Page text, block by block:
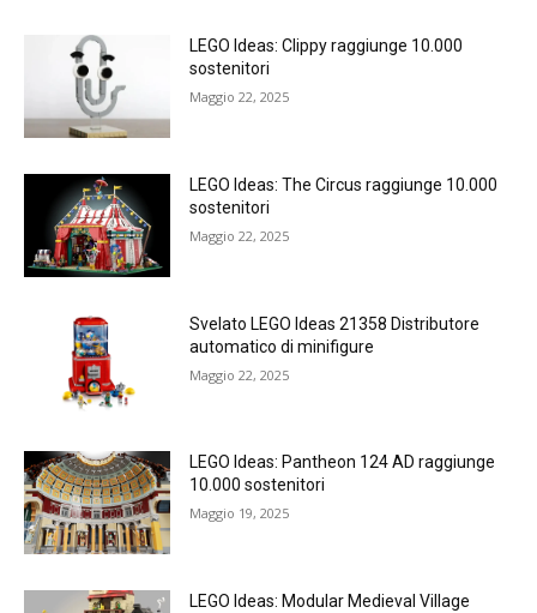
LEGO Ideas: Clippy raggiunge 10.000
sostenitori
Maggio 22, 2025
LEGO Ideas: The Circus raggiunge 10.000
sostenitori
Maggio 22, 2025
Svelato LEGO Ideas 21358 Distributore
automatico di minifigure
Maggio 22, 2025
LEGO Ideas: Pantheon 124 AD raggiunge
10.000 sostenitori
Maggio 19, 2025
LEGO Ideas: Modular Medieval Village